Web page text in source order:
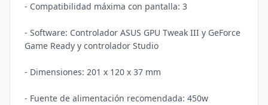
- Compatibilidad máxima con pantalla: 3
- Software: Controlador ASUS GPU Tweak III y GeForce
Game Ready y controlador Studio
- Dimensiones: 201 x 120 x 37 mm
- Fuente de alimentación recomendada: 450w